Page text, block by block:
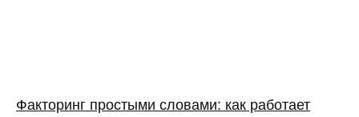
Факторинг простыми словами: как работает